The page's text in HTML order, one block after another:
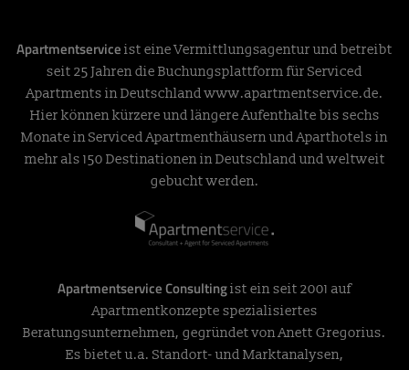
Apartmentservice ist eine Vermittlungsagentur und betreibt
seit 25 Jahren die Buchungsplattform für Serviced
Apartments in Deutschlandwww.apartmentservice.de.
Hier können kürzere und längere Aufenthalte bis sechs
Monate in Serviced Apartmenthäusern und Aparthotels in
mehr als 150 Destinationen in Deutschland und weltweit
gebucht werden.
Apartmentservice Consultingist ein seit 2001 auf
Apartmentkonzepte spezialisiertes
Beratungsunternehmen, gegründet von Anett Gregorius.
Es bietet u.a. Standort- und Marktanalysen,